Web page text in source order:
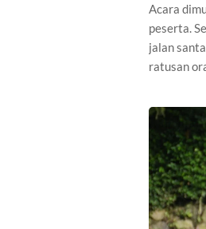
Acara
peserta.
jalan
ratusan